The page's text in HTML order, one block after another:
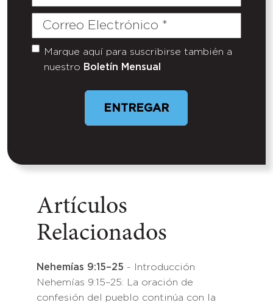
Correo
Untitled
Marque aquí para suscribirse también a
nuestro Boletín Mensual
ENTREGAR
Artículos
Relacionados
Nehemías 9:15–25 - Introducción
Nehemías 9:15–25: La oración de
confesión del pueblo continúa con la